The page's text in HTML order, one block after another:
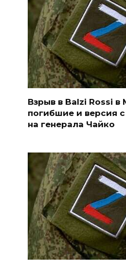
Взрыв в Balzi Rossi в
погибшие и версия
на генерала Чайко